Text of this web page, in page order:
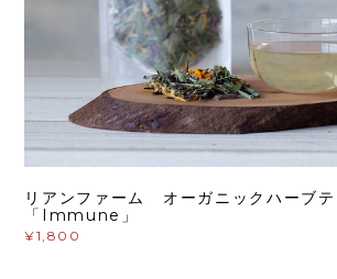
リアンファーム オーガニックハーブテ
「Immune」
¥1,800